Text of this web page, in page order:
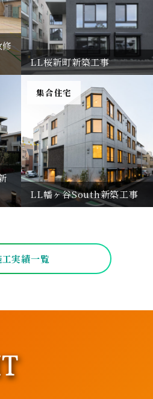
LL桜新町新築工事
集合住宅
LL幡ヶ谷South新築工事
実績一覧